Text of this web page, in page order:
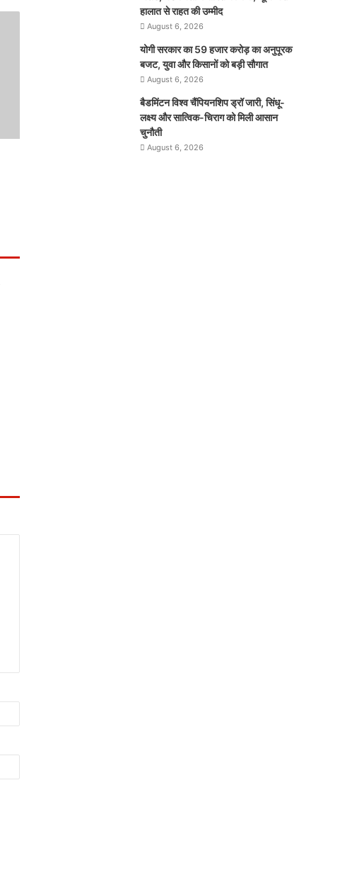
हालात से राहत की उम्मीद
August 6, 2026
योगी सरकार का 59 हजार करोड़ का अनुपूरक
बजट, युवा और किसानों को बड़ी सौगात
August 6, 2026
बैडमिंटन विश्व चैंपियनशिप ड्रॉ जारी, सिंधू-
लक्ष्य और सात्विक-चिराग को मिली आसान
चुनौती
August 6, 2026